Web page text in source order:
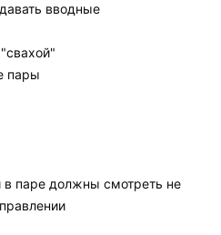
вводные
пары
в паре должны смотреть не